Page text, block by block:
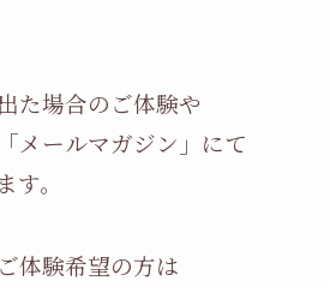
た場合のご体験や
メールマガジン」にて
。
体験希望の方は